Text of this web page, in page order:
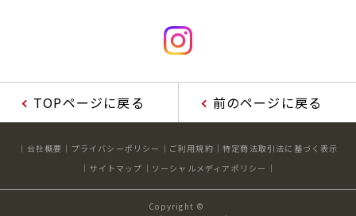
TOPページに戻る 前のページに戻る
会社概要 プライバシーポリシー ご利用規約
特定商法取引法に基づく表示
サイトマップ
ソーシャルメディアポリシー
Copyright ©